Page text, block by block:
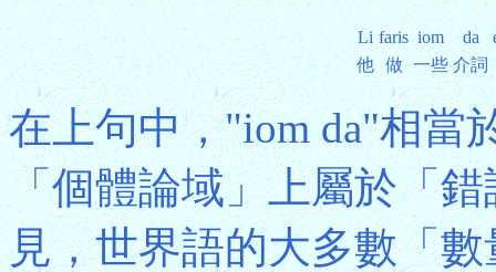
Li faris iom da
他 做 一些 介詞
在上句中，"iom da"相當
「個體論域」上屬於「
見，世界語的大多數「